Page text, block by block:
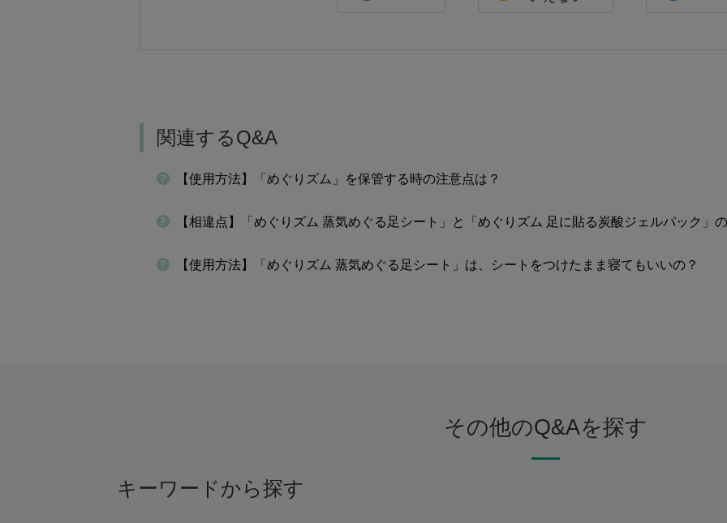
関連するQ&A
【使用方法】「めぐりズム」を保管する時の注意点は？
【相違点】「めぐりズム 蒸気めぐる足シート」と「めぐりズム 足に貼る炭酸ジェルパック」
【使用方法】「めぐりズム 蒸気めぐる足シート」は、シートをつけたまま寝てもいいの？
その他のQ&Aを探す
キーワードから探す